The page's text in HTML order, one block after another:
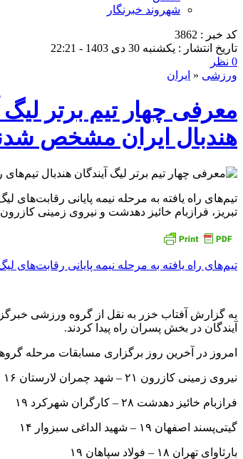
شهروند خبرنگار
کد خبر : 3862
تاریخ انتشار : یکشنبه 30 دی 1403 - 22:21
0 نظر
ورزشی « ایران
معرفی چهار تیم برتر لیگ
هندبال ایران مشخص
تیم‌های راه یافته به مرحله نیمه پایانی
تبریز، فرازبام خائیز دهدشت و نیروی زمینی
تیم‌های راه یافته به مرحله نیمه پایانی رقابت‌های
به گزارش آفتاب خزر به نقل از گروه ورزشی
آیندگان در بخش پسران راه پیدا کردند.
امروز در آخرین روز برگزاری مسابقات مرحله گروهی دور نهایی لیگ آیندگان
نیروی زمینی کازرون ۲۱ – شهد چمران لارستان ۱۶
فرازبام خائیز دهدشت ۲۸ – کارگران شهرکرد ۱۹
گیتی‌پسند اصفهان ۱۹ – شهید الداغی سبزوار ۱۴
بارثاوای تهران ۱۸ – فولاد سپاهان ۱۹